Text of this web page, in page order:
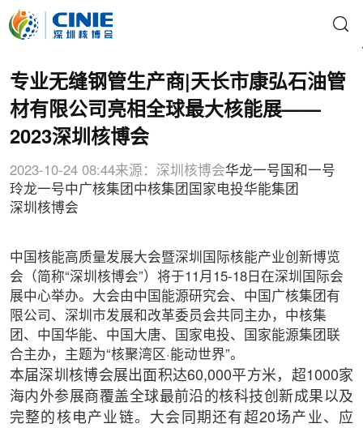
专业无缝钢管生产商|天长市康弘石油管
材有限公司亮相全球最大核能展——
2023深圳核博会
2023-10-24 08:44来源：深圳核博会华龙一号 国和一号
玲龙一号中广核集团 中核集团 国家电投华能集团
深圳核博会
中国核能高质量发展大会暨深圳国际核能产业创新博览
会（简称“深圳核博会”）将于11月15-18日在深圳国际会
展中心举办。大会由中国能源研究会、中国广核集团有
限公司、深圳市发展和改革委员会共同主办，中核集
团、中国华能、中国大唐、国家电投、国家能源集团联
合主办，主题为“核聚湾区·能动世界”。
本届深圳核博会展出面积达60,000平方米，超1000家
海内外参展商覆盖全球最前沿的核科技创新成果以及
完整的核电产业链。大会同期还有超20场产业、应